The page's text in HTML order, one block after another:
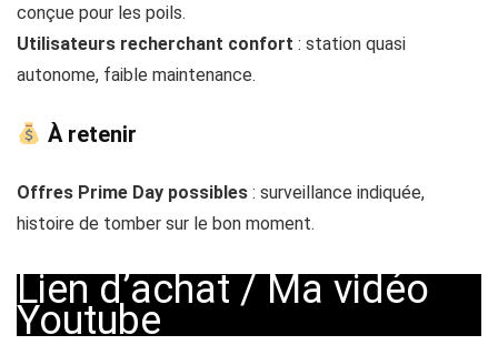
conçue pour les poils.
Utilisateurs recherchant confort : station quasi
autonome, faible maintenance.
À retenir
Offres Prime Day possibles : surveillance indiquée,
histoire de tomber sur le bon moment.
Lien d’achat/Ma vidéo
Youtube